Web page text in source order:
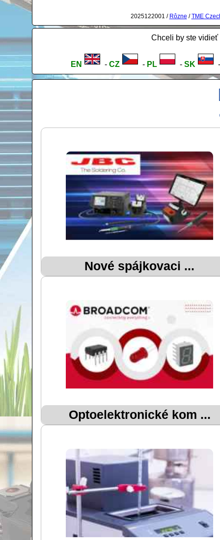
2025122001 / Rôzne /TME
Chceli by ste vidieť
EN - CZ - PL - SK
Nové spájkovaci ...
Optoelektronické kom ...